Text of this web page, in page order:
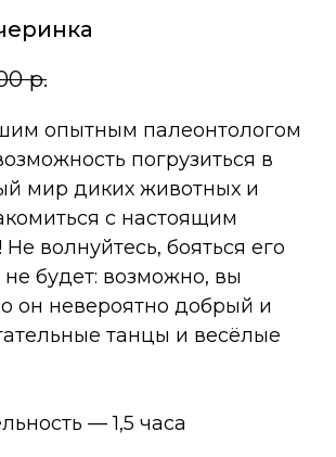
р.
опытным палеонтологом
погрузиться в
мир диких животных и
с настоящим
волнуйтесь, бояться его
будет: возможно, вы
он невероятно добрый и
танцы и весёлые
— 1,5 часа